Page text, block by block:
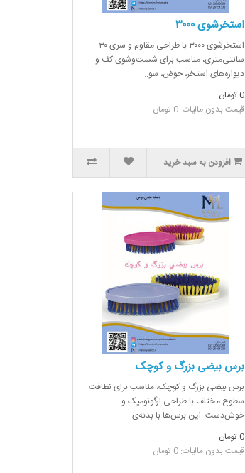
استخرشوی ۳۰۰۰
استخرشوی ۳۰۰۰ با طراحی مقاوم و سری ۳۰
سانتی‌متری، مناسب برای شست‌وشوی کف و
دیواره‌های استخر، حوض، سو..
0 تومان
قیمت بدون مالیات: 0 تومان
افزودن به سبد خرید
برس بیضی بزرگ و کوچک
برس بیضی بزرگ و کوچک، مناسب برای نظافت
سطوح مختلف با طراحی ارگونومیک و
خوش‌دست. این برس‌ها با بدنه‌ی..
0 تومان
قیمت بدون مالیات: 0 تومان